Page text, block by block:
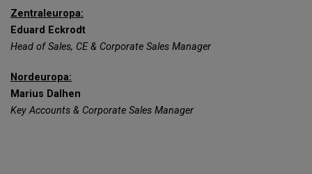
Zentraleuropa:
Eduard Eckrodt
Head of Sales, CE & Corporate Sales Manager
Nordeuropa:
Marius Dalhen
Key Accounts & Corporate Sales Manager